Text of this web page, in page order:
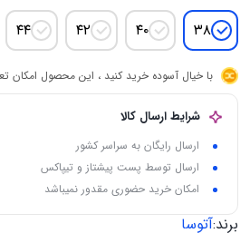
۳۸ ۴۰ ۴۲ ۴۴
با خیال آسوده خرید کنید ، این محصول امکان
شرایط ارسال کالا
ارسال رایگان به سراسر کشور
ارسال توسط پست پیشتاز و تیپاکس
امکان خرید حضوری مقدور نمیباشد
برند:آتوسا